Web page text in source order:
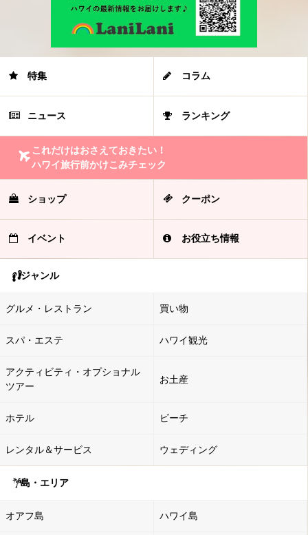
特集 コラム
ニュース ランキング
これだけはおさえておきたい！
ハワイ旅行前かけこみチェック
ショップ クーポン
イベント お役立ち情報
ジャンル
グルメ・レストラン 買い物
スパ・エステ ハワイ観光
アクティビティ・オプショナル
ツアー
お土産
ホテル ビーチ
レンタル＆サービス ウェディング
島・エリア
オアフ島 ハワイ島